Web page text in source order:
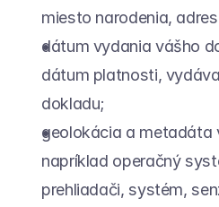
miesto narodenia,
dátum vydania vášho
dátum platnosti,
dokladu;
geolokácia a metadáta
napríklad operačný
prehliadači, systém,